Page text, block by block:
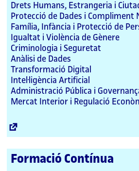
Drets Humans, Estrangeria i
Protecció de Dades i Compliment
Família, Infància i Protecció de
Igualtat i Violència de Gènere
Criminologia i Seguretat
Anàlisi de Dades
Transformació Digital
Intel·ligència Artificial
Administració Pública i
Mercat Interior i Regulació
Formació Contínua